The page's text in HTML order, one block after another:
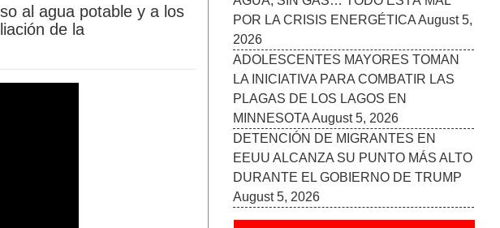
al agua potable y a los
de la
August 5, 2026